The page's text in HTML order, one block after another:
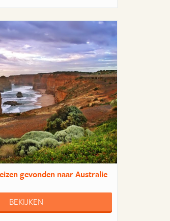
gevonden naar Australie
BEKIJKEN